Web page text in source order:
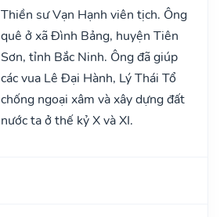
Thiền sư Vạn Hạnh viên tịch. Ông
quê ở xã Đình Bảng, huyện Tiên
Sơn, tỉnh Bắc Ninh. Ông đã giúp
các vua Lê Đại Hành, Lý Thái Tổ
chống ngoại xâm và xây dựng đất
nước ta ở thế kỷ X và XI.